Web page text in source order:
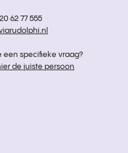
62 77 555
een specifieke vraag?
de juiste persoon